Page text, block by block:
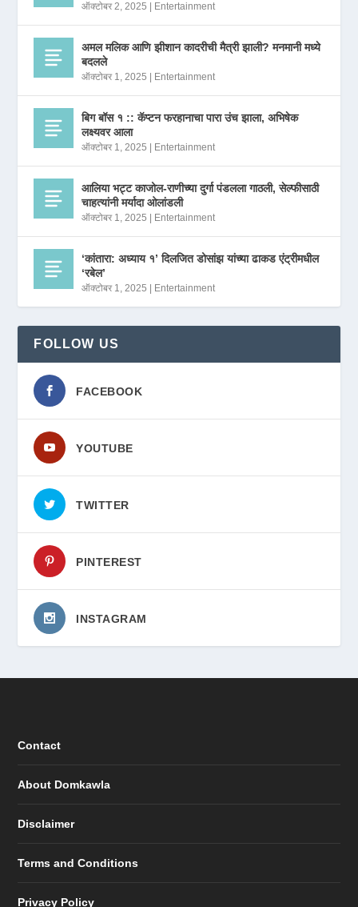
ऑक्टोबर 2, 2025 Entertainment
अमल मलिक आणि झीशान कादरीची मैत्री झाली? मनमानी मध्ये
बदलले
ऑक्टोबर 1, 2025 Entertainment
बिग बॉस १ :: कॅप्टन फरहानाचा पारा उंच झाला, अभिषेक
लक्ष्यवर आला
ऑक्टोबर 1, 2025 Entertainment
आलिया भट्ट काजोल-राणीच्या दुर्गा पंडलला गाठली, सेल्फीसाठी
चाहत्यांनी मर्यादा ओलांडली
ऑक्टोबर 1, 2025 Entertainment
‘कांतारा: अध्याय १’ दिलजित डोसांझ यांच्या ढाकड एंट्रीमधील
‘रबेल’
ऑक्टोबर 1, 2025 Entertainment
FOLLOW US
FACEBOOK
YOUTUBE
TWITTER
PINTEREST
INSTAGRAM
Contact
About Domkawla
Disclaimer
Terms and Conditions
Privacy Policy